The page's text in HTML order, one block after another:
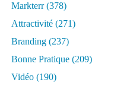
Markterr(378)
Attractivité (271)
Branding (237)
Bonne Pratique (209)
Vidéo (190)